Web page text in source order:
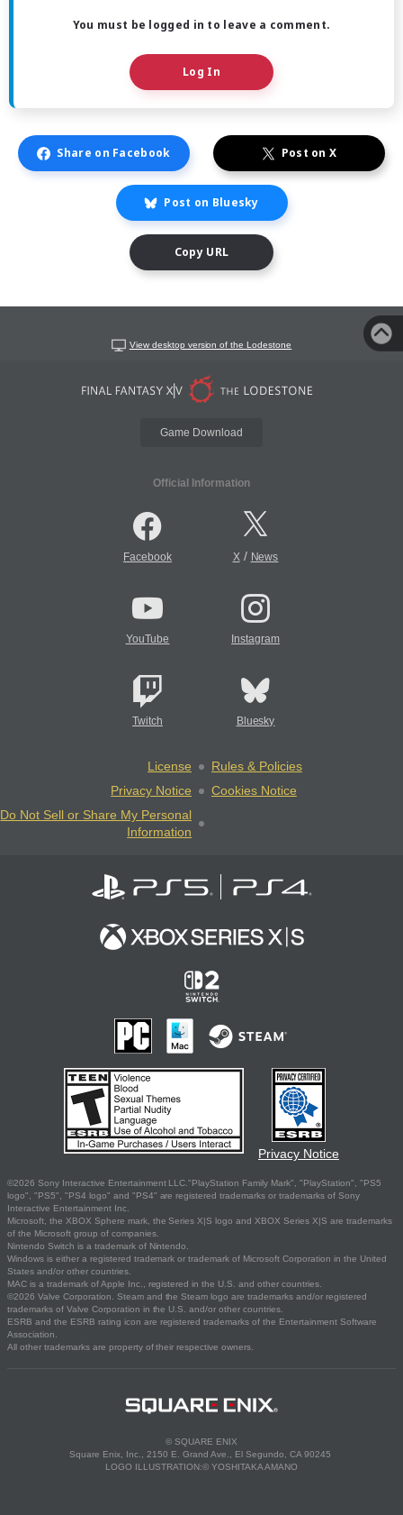
You must be logged in to leave a comment.
Log In
Share on Facebook Post on X
Post on Bluesky
Copy URL
View desktop version of the Lodestone
Game Download
Official Information
Facebook X/ News
YouTube Instagram
Twitch Bluesky
License
Rules & Policies
Privacy Notice
Cookies Notice
Do Not Sell or Share My Personal
Information
Privacy Notice
©2026 Sony Interactive Entertainment LLC."PlayStation Family Mark", "PlayStation", "PS5
logo", "PS5", "PS4 logo" and "PS4" are registered trademarks or trademarks of Sony
Interactive Entertainment Inc.
Microsoft, the XBOX Sphere mark, the Series X|S logo and XBOX Series X|S are trademarks
of the Microsoft group of companies.
Nintendo Switch is a trademark of Nintendo.
Windows is either a registered trademark or trademark of Microsoft Corporation in the United
States and/or other countries.
MAC is a trademark of Apple Inc., registered in the U.S. and other countries.
©2026 Valve Corporation. Steam and the Steam logo are trademarks and/or registered
trademarks of Valve Corporation in the U.S. and/or other countries.
ESRB and the ESRB rating icon are registered trademarks of the Entertainment Software
Association.
All other trademarks are property of their respective owners.
© SQUARE ENIX
Square Enix, Inc., 2150 E. Grand Ave., El Segundo, CA 90245
LOGO ILLUSTRATION:© YOSHITAKA AMANO